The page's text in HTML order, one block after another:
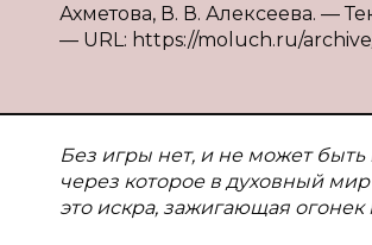
Ахметова, В. В. Алексеева. —
— URL: https://moluch.ru/
Без игры нет, и не может
через которое в духовный
это искра, зажигающая